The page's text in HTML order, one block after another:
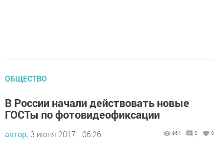
ОБЩЕСТВО
В России начали действовать новые
ГОСТы по фотовидеофиксации
автор, 3 июня 2017 - 06:26 964 0 0